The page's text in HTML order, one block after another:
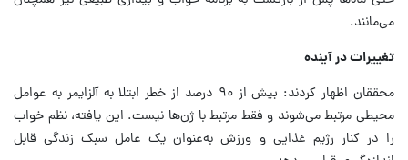
می‌مانند.
تغییرات در آینده
محققان اظهار کردند: بیش از ۹۰ درصد از خطر ابتلا به آلزایمر به عوامل
محیطی مرتبط می‌شوند و فقط مرتبط با ژن‌ها نیست. این یافته، نظم خواب
را در کنار رژیم غذایی و ورزش به‌عنوان یک عامل سبک زندگی قابل